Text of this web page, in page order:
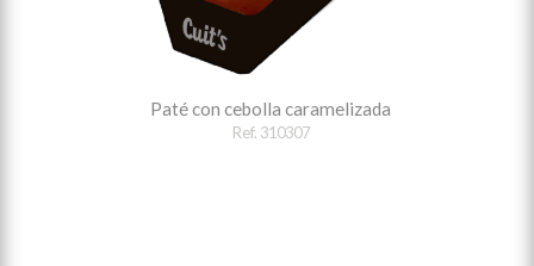
Paté con cebolla caramelizada
Ref. 310307